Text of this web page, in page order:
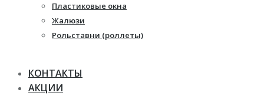
Пластиковые окна
Жалюзи
Рольставни (роллеты)
КОНТАКТЫ
АКЦИИ